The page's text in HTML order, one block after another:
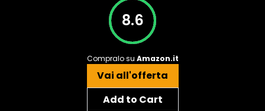
8.6
Compralo su Amazon.it
Vai all'offerta
Add to Cart